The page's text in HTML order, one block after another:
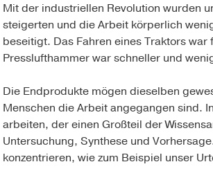
Mit der industriellen Revolution wurden
steigerten und die Arbeit körperlich
beseitigt. Das Fahren eines Traktors
Presslufthammer war schneller und
Die Endprodukte mögen dieselben
Menschen die Arbeit angegangen sind.
arbeiten, der einen Großteil der
Untersuchung, Synthese und
konzentrieren, wie zum Beispiel unser